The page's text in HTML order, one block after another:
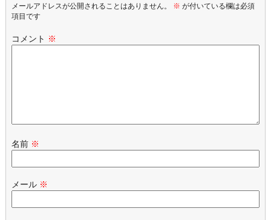
メールアドレスが公開されることはありません。 ※ が付いている欄は必須
項目です
コメント ※
名前 ※
メール ※